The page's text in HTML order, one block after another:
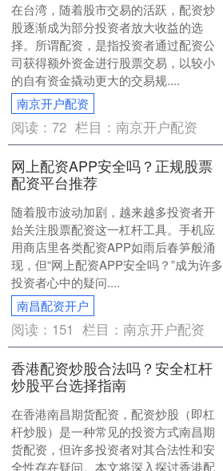
在台湾，随着股市交易的活跃，配资炒
股逐渐成为部分投资者放大收益的选
择。所谓配资，是指投资者通过配资公
司获得额外资金进行股票交易，以较小
的自有资金撬动更大的交易规....
南京开户配资
阅读：72 栏目：南京开户配资
网上配资APP安全吗？正规股票
配资平台推荐
随着股市波动加剧，越来越多投资者开
始关注股票配资这一杠杆工具。手机应
用商店里各类配资APP如雨后春笋般涌
现，但“网上配资APP安全吗？”成为许多
投资者心中的疑问....
南昌配资开户
阅读： 151 栏目：南京开户配资
香港配资炒股合法吗？安全杠杆
炒股平台选择指南
在香港南昌期货配资，配资炒股（即杠
杆炒股）是一种常见的投资方式南昌期
货配资，但许多投资者对其合法性和安
全性存在疑问。本文将深入探讨香港配